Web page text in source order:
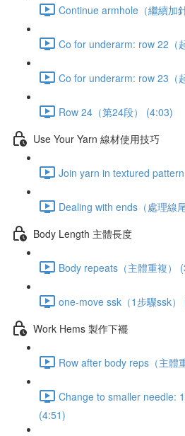
Continue armhole（繼續加
Co for underarm: row 22（
Co for underarm: row 23（
Row 24（第24段） (4:03)
Use Your Yarn 線材使用技巧
Join yarn in textured
Dealing with ends（處理線
Body Length 主體長度
Body repeats（主體重複）
one-move ssk（1步驟ssk）
Work Hems 製作下襬
Row after body reps（主體
Change to smaller needle:
(4:51)